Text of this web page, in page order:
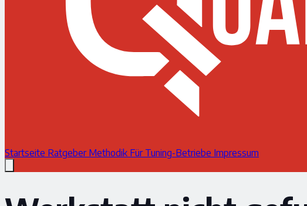
Startseite Ratgeber Methodik Für Tuning-Betriebe Impressum